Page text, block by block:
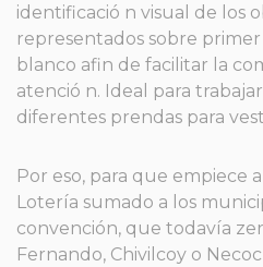
identificació n visual de los
representados sobre
blanco afin de facilitar la
atenció n. Ideal para
diferentes prendas para
Por eso, para que empiece
Lotería sumado a los
convención, que todavía
Fernando, Chivilcoy o